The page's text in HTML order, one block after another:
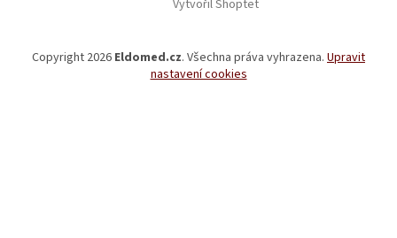
Vytvořil Shoptet
Copyright 2026 Eldomed.cz. Všechna práva vyhrazena. Upravit
nastavení cookies